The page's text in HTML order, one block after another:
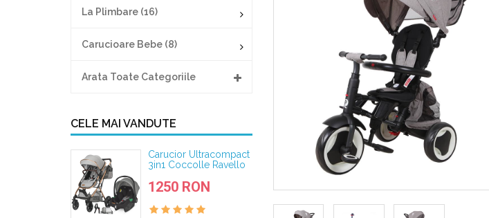
La Plimbare (16)
Carucioare Bebe (8)
Arata Toate Categoriile
CELE MAI VANDUTE
Carucior Ultracompact
3in1 Coccolle Ravello
1250 RON